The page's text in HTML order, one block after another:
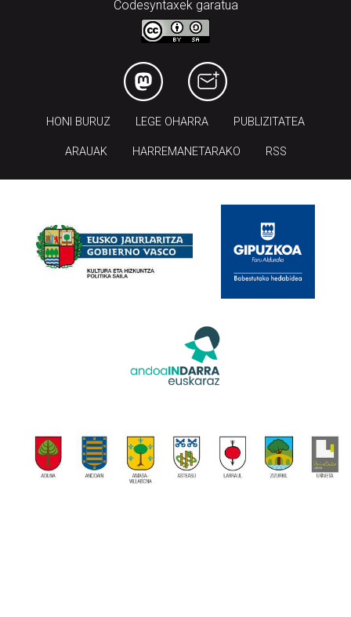
Codesyntaxek garatua
HONI BURUZ LEGE OHARRA PUBLIZITATEA
ARAUAK HARREMANETARAKO RSS